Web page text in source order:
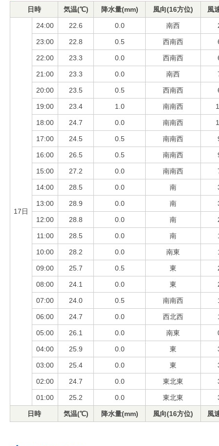
日時 気温(℃) 降水量(mm) 風向(16方位) 風
17日
24:00 22.6 0.0 南西
23:00 22.8 0.5 西南西
22:00 23.3 0.0 西南西
21:00 23.3 0.0 南西
20:00 23.5 0.5 西南西
19:00 23.4 1.0 南南西
18:00 24.7 0.0 南南西
17:00 24.5 0.5 南南西
16:00 26.5 0.5 南南西
15:00 27.2 0.0 南南西
14:00 28.5 0.0 南
13:00 28.9 0.0 南
12:00 28.8 0.0 南
11:00 28.5 0.0 南
10:00 28.2 0.0 南東
09:00 25.7 0.5 東
08:00 24.1 0.0 東
07:00 24.0 0.5 南南西
06:00 24.7 0.0 西北西
05:00 26.1 0.0 南東
04:00 25.9 0.0 東
03:00 25.4 0.0 東
02:00 24.7 0.0 東北東
01:00 25.2 0.0 東北東
日時 気温(℃) 降水量(mm) 風向(16方位) 風